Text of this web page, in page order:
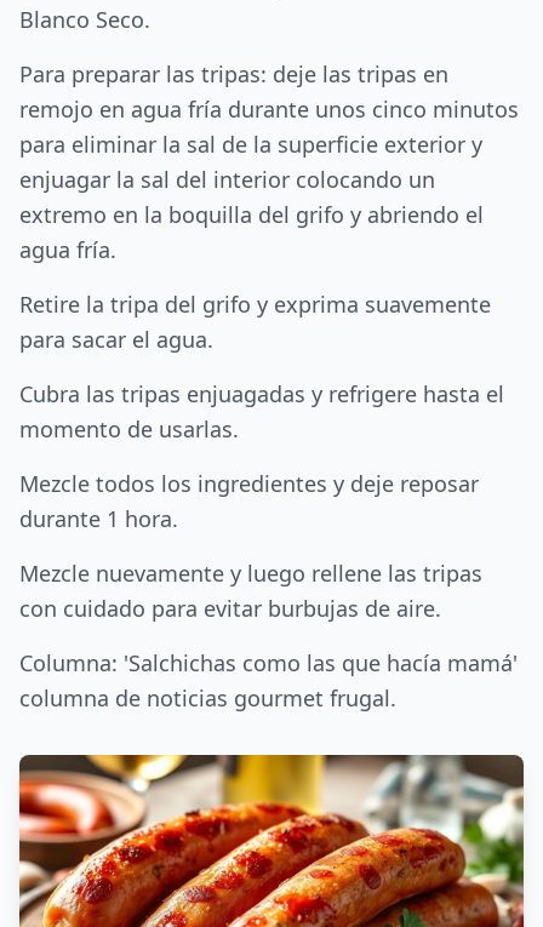
Blanco Seco.
Para preparar las tripas: deje las tripas en
remojo en agua fría durante unos cinco minutos
para eliminar la sal de la superficie exterior y
enjuagar la sal del interior colocando un
extremo en la boquilla del grifo y abriendo el
agua fría.
Retire la tripa del grifo y exprima suavemente
para sacar el agua.
Cubra las tripas enjuagadas y refrigere hasta el
momento de usarlas.
Mezcle todos los ingredientes y deje reposar
durante 1 hora.
Mezcle nuevamente y luego rellene las tripas
con cuidado para evitar burbujas de aire.
Columna: 'Salchichas como las que hacía mamá'
columna de noticias gourmet frugal.